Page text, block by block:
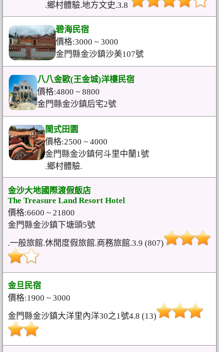
.鄉村體驗.地方文史.3.8
碧海民宿
價格:3000 ~ 3000
金門縣金沙鎮沙美107號
八八金歐(王金城)洋樓民宿
價格:4800 ~ 8800
金門縣金沙鎮后宅2號
閩式田園
價格:2500 ~ 4000
金門縣金沙鎮何斗里中蘭1號
.鄉村體驗.
金沙大地國際渡假飯店
The Treasure Land Resort Hotel
價格:6600 ~ 21800
金門縣金沙鎮下塘頭5號
.一般旅館.休閒度假旅館.商務旅館.3.9 (807)
金旦民宿
價格:1900 ~ 3000
金門縣金沙鎮大洋里內洋30之1號4.8 (13)